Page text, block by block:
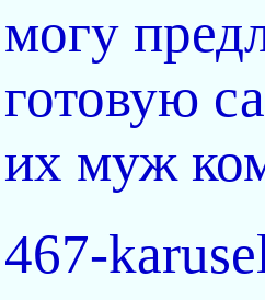
могу
готовую
их муж
467-